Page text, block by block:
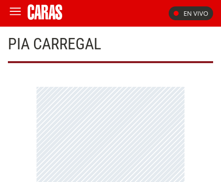
EN VIVO
PIA CARREGAL